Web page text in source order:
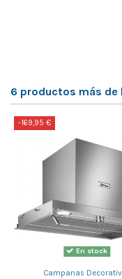
6 productos más
-169,95 €
En stock
Campanas